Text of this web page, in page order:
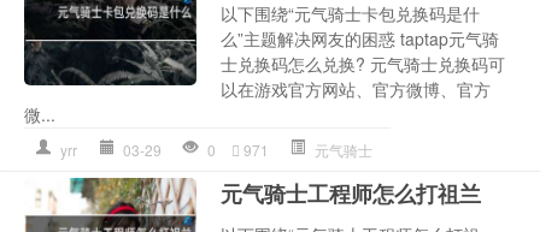
以下围绕“元气骑士卡包兑换码是什
么”主题解决网友的困惑 taptap元气骑
士兑换码怎么兑换? 元气骑士兑换码可
以在游戏官方网站、官方微博、官方
微...
yrr 03-29 0 971 元气骑士
元气骑士工程师怎么打祖兰